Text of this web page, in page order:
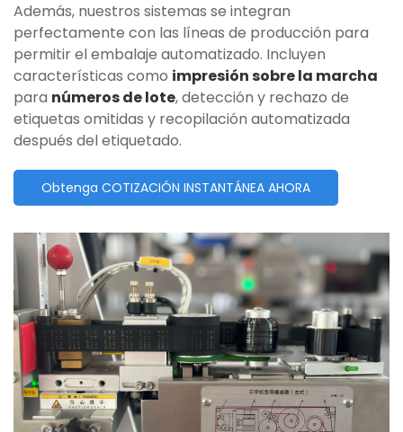
Además, nuestros sistemas se integran
perfectamente con las líneas de producción para
permitir el embalaje automatizado. Incluyen
características como impresión sobre la marcha
para números de lote, detección y rechazo de
etiquetas omitidas y recopilación automatizada
después del etiquetado.
Obtenga COTIZACIÓN INSTANTÁNEA AHORA